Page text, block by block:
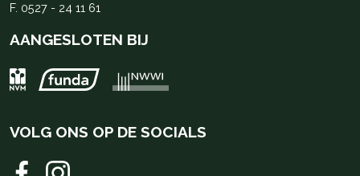
F. 0527 - 24 11 61
AANGESLOTEN BIJ
VOLG ONS OP DE SOCIALS